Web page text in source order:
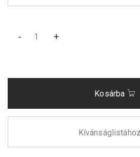
- +
Kosárba